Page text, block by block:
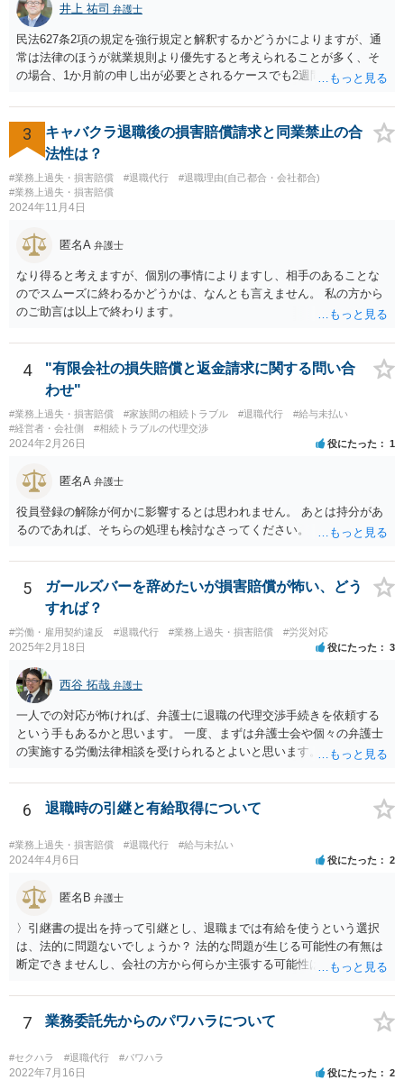
井上 祐司 弁護士
民法627条2項の規定を強行規定と解釈するかどうかによりますが、通
常は法律のほうが就業規則より優先すると考えられることが多く、そ
の場合、1か月前の申し出が必要とされるケースでも2週間前の退職予
申し出は世間のあらゆる業種で広く採用されたルールであり、それ自
体が不合理と判断されるようなものではないため、就業規則・退職金
規程において「正当な理由なく会社の承認を得ずに退職した場合や引
継ぎを行わずに退職した場合に退職金を減額ないし不支給とする」旨
の条項が設けられている場合、その制約を受けることは考えられま
す。
3
キャバクラ退職後の損害賠償請求と同業禁止の合
法性は？
#業務上過失・損害賠償 #退職代行
#退職理由(自己都合・会社都合)
#業務上過失・損害賠償
2024年11月4日
匿名A 弁護士
なり得ると考えますが、個別の事情によりますし、相手のあることな
のでスムーズに終わるかどうかは、なんとも言えません。 私の方から
のご助言は以上で終わります。
4
"有限会社の損失賠償と返金請求に関する問い合
わせ"
#業務上過失・損害賠償 #家族間の相続トラブル #退職代行
#給与未払い
#経営者・会社側
#相続トラブルの代理交渉
2024年2月26日 役にたった 1
匿名A 弁護士
役員登録の解除が何かに影響するとは思われません。 あとは持分があ
るのであれば、そちらの処理も検討なさってください。
5
ガールズバーを辞めたいが損害賠償が怖い、どう
すれば？
#労働・雇用契約違反 #退職代行 #業務上過失・損害賠償 #労災対応
2025年2月18日 役にたった 3
西谷 拓哉 弁護士
一人での対応が怖ければ、弁護士に退職の代理交渉手続きを依頼する
という手もあるかと思います。 一度、まずは弁護士会や個々の弁護士
の実施する労働法律相談を受けられるとよいと思います。
6 退職時の引継と有給取得について
#業務上過失・損害賠償 #退職代行 #給与未払い
2024年4月6日 役にたった 2
匿名B 弁護士
〉引継書の提出を持って引継とし、退職までは有給を使うという選択
は、法的に問題ないでしょうか？ 法的な問題が生じる可能性の有無は
断定できませんし、会社の方から何らか主張する可能性はあります。
ん。 それよりも、書いておられる事情がある場合は、いつ、どのよう
な方法で、退職の意思及び退職日まで全日有給休暇を使用することを
会社に伝えるかが、問題になるかもしれないです。 場合よっては退職
代行の利用などもご検討なさってください。
7 業務委託先からのパワハラについて
#セクハラ #退職代行 #パワハラ
2022年7月16日 役にたった 2